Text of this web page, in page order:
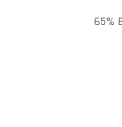
65%